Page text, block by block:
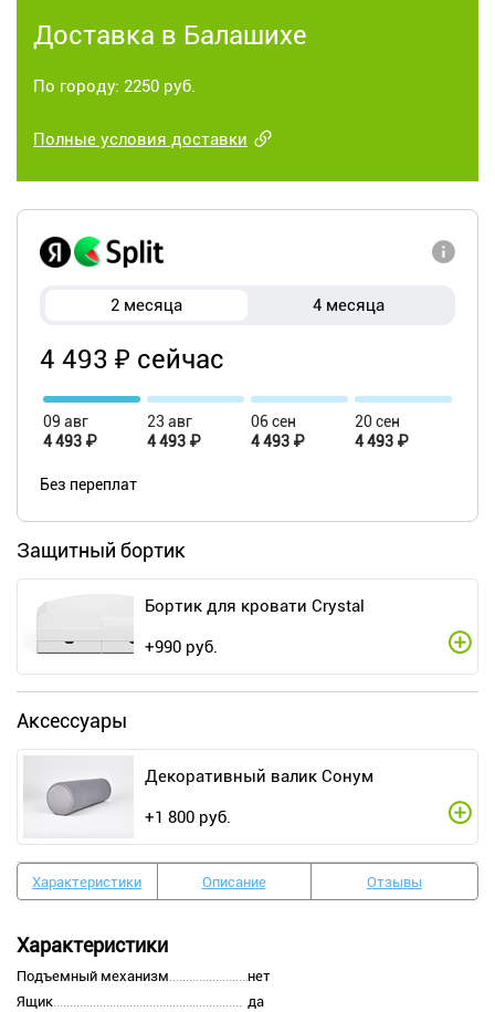
Доставка в Балашихе
По городу: 2250 руб.
Полные условия доставки
2 месяца 4 месяца
4 493 ₽ сейчас
09 авг
4 493 ₽
23 авг
4 493 ₽
06 сен
4 493 ₽
20 сен
4 493 ₽
Без переплат
Защитный бортик
Бортик для кровати Crystal
+990 руб.
Аксессуары
Декоративный валик Сонум
+1 800 руб.
Характеристики Описание Отзывы
Характеристики
Подъемный механизм
нет
Ящик
да